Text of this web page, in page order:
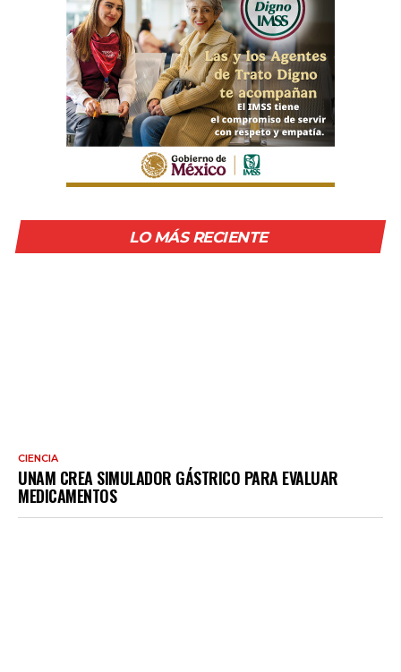
LO MÁS RECIENTE
CIENCIA
UNAM CREA SIMULADOR GÁSTRICO PARA EVALUAR
MEDICAMENTOS